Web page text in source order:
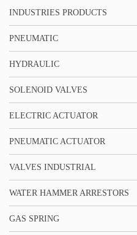
INDUSTRIES PRODUCTS
PNEUMATIC
HYDRAULIC
SOLENOID VALVES
ELECTRIC ACTUATOR
PNEUMATIC ACTUATOR
VALVES INDUSTRIAL
WATER HAMMER ARRESTORS
GAS SPRING